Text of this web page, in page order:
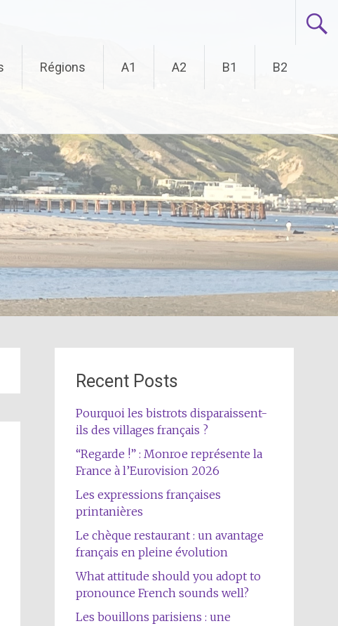
Régions A1 A2 B1 B2
Recent Posts
Pourquoi les bistrots disparaissent-
ils des villages français ?
“Regarde !” : Monroe représente la
France à l’Eurovision 2026
Les expressions françaises
printanières
Le chèque restaurant : un avantage
français en pleine évolution
What attitude should you adopt to
pronounce French sounds well?
Les bouillons parisiens : une